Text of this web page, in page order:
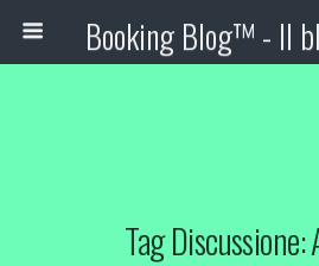
Tag